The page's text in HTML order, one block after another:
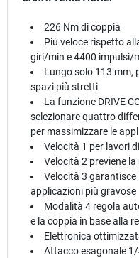
226 Nm di coppia
Più veloce rispetto
giri/min e 4400 impulsi/
Lungo solo 113 mm,
spazi più stretti
La funzione DRIVE
selezionare quattro
per massimizzare le
Velocità 1 per lavori
Velocità 2 previene
Velocità 3 garantisce
applicazioni più gravose
Modalità 4 regola
e la coppia in base alla
Elettronica
Attacco esagonale